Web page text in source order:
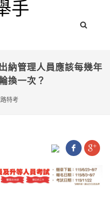
納管理人員應該每幾年
換一次？
特考